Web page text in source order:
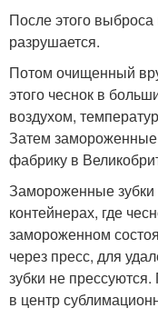
После этого выброса
разрушается.
Потом очищенный
этого чеснок в
воздухом,
Затем замороженные
фабрику в
Замороженные зубки
контейнерах, где
замороженном
через пресс, для
зубки не
в центр